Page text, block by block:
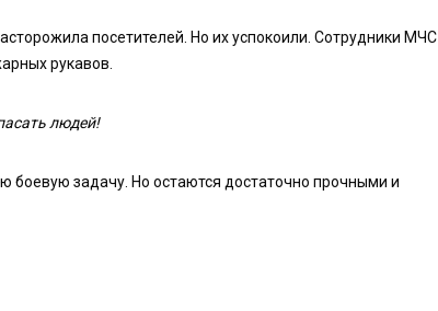
посетителей. Но их успокоили. Сотрудники МЧС
рукавов.
людей!
боевую задачу. Но остаются достаточно прочными и